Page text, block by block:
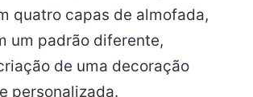
quatro capas de almofada,
um padrão diferente,
de uma decoração
personalizada.